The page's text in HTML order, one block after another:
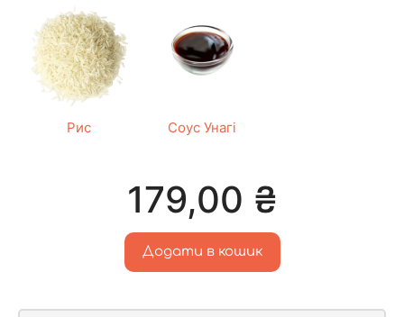
Рис Соус Унагі
179,00 ₴
Додати в кошик